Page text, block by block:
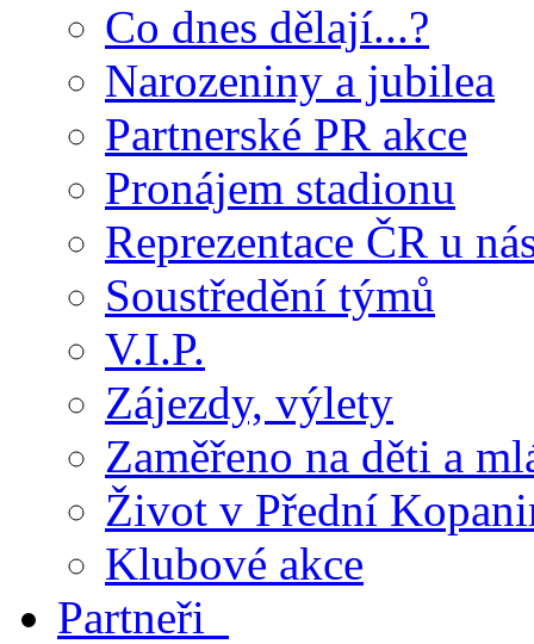
Co dnes dělají...?
Narozeniny a jubilea
Partnerské PR akce
Pronájem stadionu
Reprezentace ČR u
Soustředění týmů
V.I.P.
Zájezdy, výlety
Zaměřeno na děti a
Život v Přední
Klubové akce
Partneři